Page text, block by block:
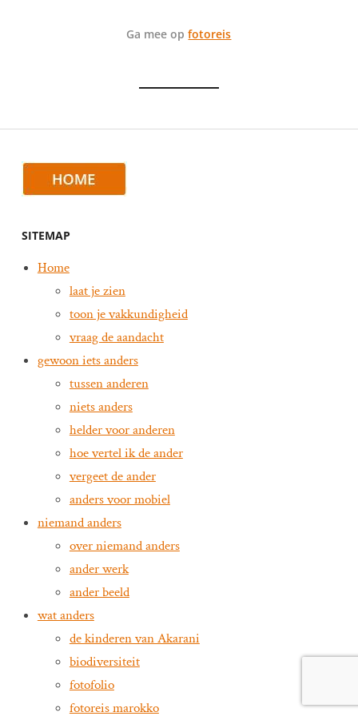
Ga mee opfotoreis
SITEMAP
Home
laat je zien
toon je vakkundigheid
vraag de aandacht
gewoon iets anders
tussen anderen
niets anders
helder voor anderen
hoe vertel ik de ander
vergeet de ander
anders voor mobiel
niemand anders
over niemand anders
ander werk
ander beeld
wat anders
de kinderen van Akarani
biodiversiteit
fotofolio
fotoreis marokko